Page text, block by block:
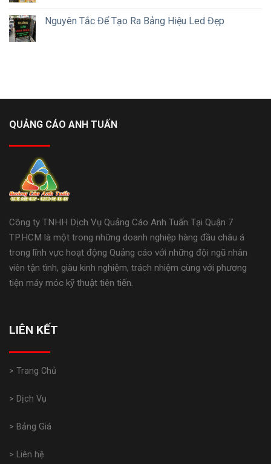
Nguyên Tắc Để Tạo Ra Bảng Hiệu Led Đẹp
QUẢNG CÁO ANH TUẤN
Công ty TNHH Dịch Vụ Quảng Cáo Anh Tuấn Tại Quận 7
TP.HCM là một trong những doanh nghiệp hàng đầu châu á
trong lĩnh vực hoạt động Quảng cáo với những đội ngũ nhân
viên tận tình, giàu kinh nghiệm, trách nhiệm cùng với phương
tiện máy móc kỹ thuật tiên tiến.
LIÊN KẾT
> Trang Chủ
> Dịch Vụ
> Bảng Giá
> Liên hệ